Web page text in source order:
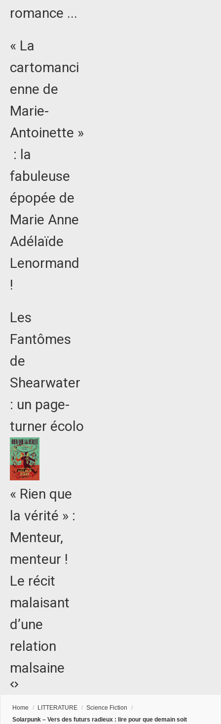
romance ...
« La
cartomanci
enne de
Marie-
Antoinette »
: la
fabuleuse
épopée de
Marie Anne
Adélaïde
Lenormand
!
Les
Fantômes
de
Shearwater
: un page-
turner écolo
« Rien que
la vérité » :
Menteur,
menteur !
Le récit
malaisant
d’une
relation
malsaine
Home / LITTERATURE / Science Fiction
/
Solarpunk – Vers des futurs radieux : lire pour que demain soit